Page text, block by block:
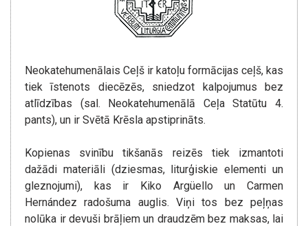
Neokatehumenālais Ceļš ir katoļu formācijas ceļš, kas
tiek īstenots diecēzēs, sniedzot kalpojumus bez
atlīdzības (sal. Neokatehumenālā Ceļa Statūtu 4.
pants), un ir Svētā Krēsla apstiprināts.
Kopienas svinību tikšanās reizēs tiek izmantoti
dažādi materiāli (dziesmas, liturģiskie elementi un
gleznojumi), kas ir Kiko Argüello un Carmen
Hernández radošuma auglis. Viņi tos bez peļņas
nolūka ir devuši brāļiem un draudzēm bez maksas, lai